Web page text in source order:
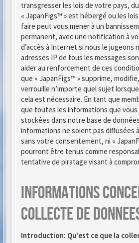
transgresser les lois de votre pays,
« JapanFigs™ » est hébergé ou les
faire peut vous mener à un
permanent, avec une notification à
d’accès à Internet si nous le jugeons
adresses IP de tous les messages
aider au renforcement de ces
que « JapanFigs™ » supprime,
verrouille n’importe quel sujet
cela est nécessaire. En tant que
que toutes les informations que vous
stockées dans notre base de
informations ne soient pas diffusées
sans votre consentement, ni «
pourront être tenus comme
tentative de piratage visant à
Informations
collecte de
Introduction: Qu'est ce que la